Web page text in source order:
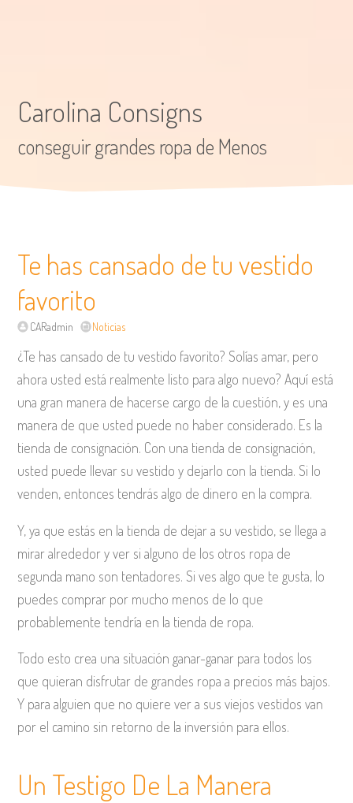
Carolina Consigns
conseguir grandes ropa de Menos
Te has cansado de tu vestido
favorito
CARadmin Noticias
¿Te has cansado de tu vestido favorito? Solías amar, pero
ahora usted está realmente listo para algo nuevo? Aquí está
una gran manera de hacerse cargo de la cuestión, y es una
manera de que usted puede no haber considerado. Es la
tienda de consignación. Con una tienda de consignación,
usted puede llevar su vestido y dejarlo con la tienda. Si lo
venden, entonces tendrás algo de dinero en la compra.
Y, ya que estás en la tienda de dejar a su vestido, se llega a
mirar alrededor y ver si alguno de los otros ropa de
segunda mano son tentadores. Si ves algo que te gusta, lo
puedes comprar por mucho menos de lo que
probablemente tendría en la tienda de ropa.
Todo esto crea una situación ganar-ganar para todos los
que quieran disfrutar de grandes ropa a precios más bajos.
Y para alguien que no quiere ver a sus viejos vestidos van
por el camino sin retorno de la inversión para ellos.
Un Testigo De La Manera